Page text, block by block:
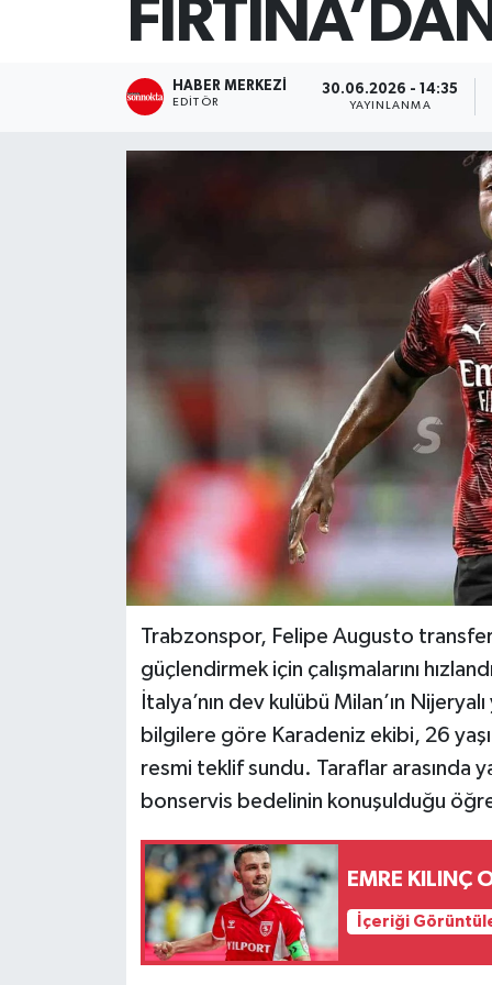
HABER MERKEZI
EDITÖR
30.06.2026 - 14:35
YAYINLANMA
Trabzonspor, Felipe Augusto
güçlendirmek için çalışmalarını
İtalya’nın dev kulübü Milan’ın
bilgilere göre Karadeniz ekibi, 26
resmi teklif sundu. Taraflar arasında
bonservis bedelinin konuşulduğu
EMRE KILINÇ
İçeriği
SİYASET
Teknoloji
TRABZON